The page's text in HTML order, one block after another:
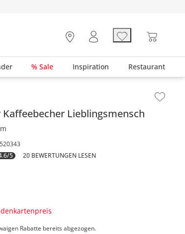
% Sale Inspiration Restaurant
überspringen - Zum Seitenende
Kaffeebecher Lieblingsmensch
5
20 BEWERTUNGEN LESEN
Rabatte bereits abgezogen.